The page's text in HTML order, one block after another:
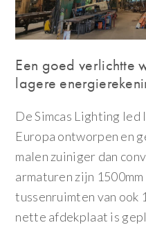
Een goed verlichtte
lagere
De Simcas Lighting
Europa ontworpen en
malen zuiniger dan
armaturen zijn
tussenruimten van ook
nette afdekplaat is